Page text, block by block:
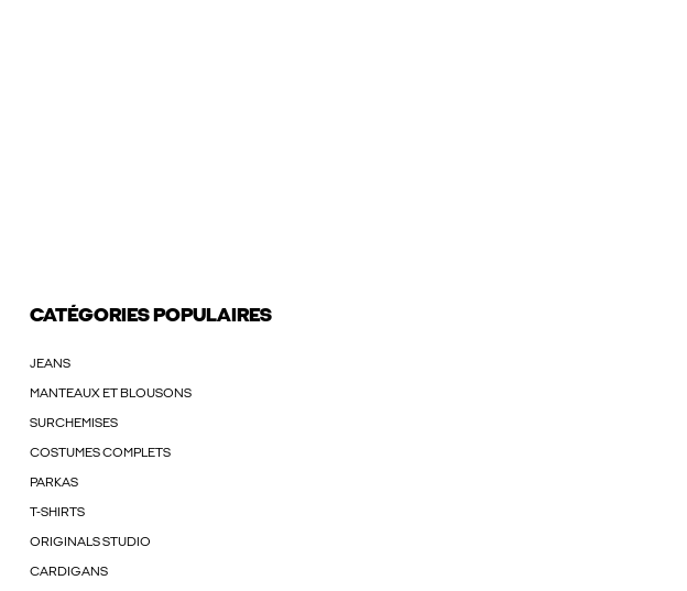
CATÉGORIES POPULAIRES
JEANS
MANTEAUX ET BLOUSONS
SURCHEMISES
COSTUMES COMPLETS
PARKAS
T-SHIRTS
ORIGINALS STUDIO
CARDIGANS